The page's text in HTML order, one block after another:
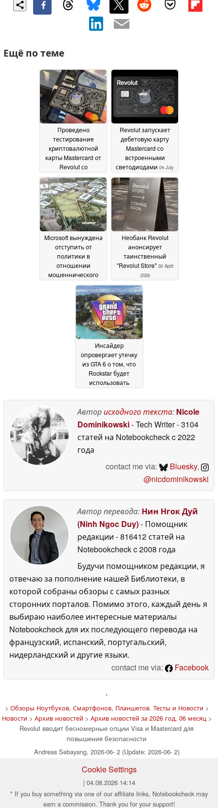
Ещё по теме
Проведено
тестирование
криптовалютной
карты Mastercard от
Revolut со
светодиодной
подсветкой15 July 2026
Revolut запускает
дебетовую карту
Mastercard со
встроенными
светодиодами 04 July
2026
Microsoft вынуждена
отступить от
политики в
отношении
мошеннического
"нулевого дня"
исследователя
Nightmare Eclipse07
June 2026
Необанк Revolut
анонсирует
таинственный
"Revolut Store" 30 April
2026
Инсайдер
опровергает утечку
из GTA 6 о том, что
Rockstar будет
использовать
выполнение миссий
Авторисходного текста: Nicole
Dominikowski- Tech Writer- 3104
статей на Notebookcheckc 2022
года
contact me via:
Bluesky,
@nicdominikowski
Автор перевода: Нин Нгок Дуй
(Ninh Ngoc Duy)- Помощник
редакции - 816412 статей на
Notebookcheckc 2008 года
Будучи помощником редакции, я
отвечаю за пополнение нашей Библиотеки, в
которой собраны обзоры с самых разных
сторонних порталов. Помимо этого, каждый день я
выбираю наиболее интересные материалы
Notebookcheck для их последующего перевода на
французский, испанский, португальский,
нидерландский и другие языки.
contact me via:
Facebook
'
> Обзоры Ноутбуков, Смартфонов, Планшетов. Тесты и Новости>
Новости> Архив новостей> Архив новостей за 2026 год, 06 месяц>
Revolut вводит бесномерные опции Visa и Mastercard для
повышения безопасности
Andreas Sebayang, 2026-06- 2 (Update: 2026-06- 2)
Cookie Settings
| 04.08.2026 14:14
* If you buy something via one of our affiliate links, Notebookcheck may
earn a commission. Thank you for your support!